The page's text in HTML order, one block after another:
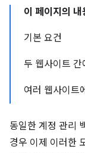
이 페이지의 내
기본 요건
두 웹사이트
여러 웹사이트
동일한 계정 관리
경우 이제 이러한